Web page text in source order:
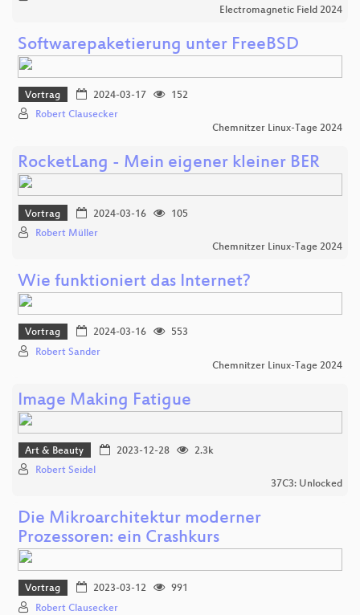
Electromagnetic Field 2024
Softwarepaketierung unter FreeBSD
Vortrag 2024-03-17
152
Robert Clausecker
Chemnitzer Linux-Tage 2024
RocketLang - Mein eigener kleiner BER
Vortrag 2024-03-16
105
Robert Müller
Chemnitzer Linux-Tage 2024
Wie funktioniert das Internet?
Vortrag 2024-03-16
553
Robert Sander
Chemnitzer Linux-Tage 2024
Image Making Fatigue
Art & Beauty 2023-12-28
2.3k
Robert Seidel
37C3: Unlocked
Die Mikroarchitektur moderner
Prozessoren: ein Crashkurs
Vortrag 2023-03-12
991
Robert Clausecker